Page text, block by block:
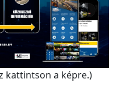
kattintson a képre.)